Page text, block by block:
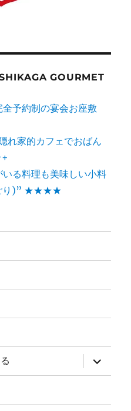
GOURMET
全予約制の宴会お座敷
れ家的カフェでおばん
いる料理も美味しい小料
り)” ★★★★
サ
ブ
メ
ー